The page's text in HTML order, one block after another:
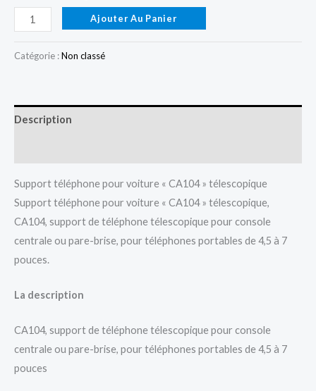
Ajouter Au Panier
Catégorie :Non classé
Description
Support téléphone pour voiture « CA104 » télescopique
Support téléphone pour voiture « CA104 » télescopique,
CA104, support de téléphone télescopique pour console
centrale ou pare-brise, pour téléphones portables de 4,5 à 7
pouces.
La description
CA104, support de téléphone télescopique pour console
centrale ou pare-brise, pour téléphones portables de 4,5 à 7
pouces